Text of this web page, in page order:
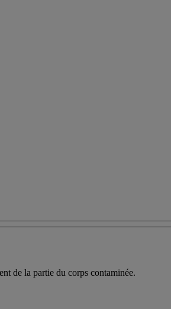
de la partie du corps contaminée.